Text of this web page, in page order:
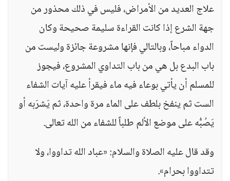
علاج العديد من الأمراض، فليس في ذلك محذور من
جهة الشرع إذا كانت القراءة سليمة صحيحة وكان
الدواء مباحاً، وبالتالي فإنها مشروعة جائزة وليست من
باب البدع بل هي من باب التداوي المشروع، فيجوز
للمسلم أن يأتي بوعاء فيه ماء فيقرأ عليه آيات الشفاء
الست ثم ينفخ بلطف على الماء مرة واحدة، ثم يَشرَبه أو
يَصُبُّه على موضع الألم طلباً للشفاء من الله تعالى.
وقد قال عليه الصلاة والسلام: «عباد الله تداووا، ولا
تتداووا بحرام».